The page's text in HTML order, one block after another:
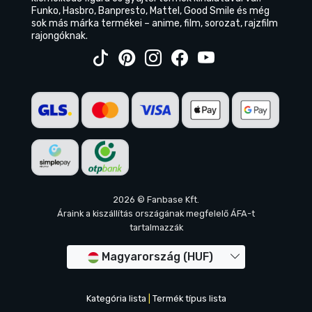
Funko, Hasbro, Banpresto, Mattel, Good Smile és még
sok más márka termékei – anime, film, sorozat, rajzfilm
rajongóknak.
2026 © Fanbase Kft.
Áraink a kiszállítás országának megfelelő ÁFA-t
tartalmazzák
Magyarország (HUF)
Kategória lista Termék típus lista